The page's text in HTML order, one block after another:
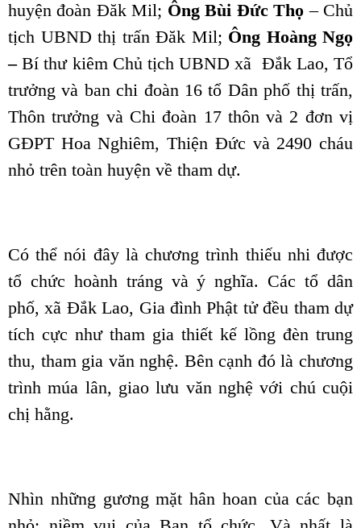
huyện đoàn Đăk Mil; Ông Bùi Đức Thọ – Chủ
tịch UBND thị trấn Đăk Mil; Ông Hoàng Ngọ
–Bí thư kiêm Chủ tịch UBND xã Đắk Lao, Tổ
trưởng và ban chi đoàn 16 tổ Dân phố thị trấn,
Thôn trưởng và Chi đoàn 17 thôn và 2 đơn vị
GĐPT Hoa Nghiêm, Thiện Đức và 2490 cháu
nhỏ trên toàn huyện về tham dự.
Có thể nói đây là chương trình thiếu nhi được
tổ chức hoành tráng và ý nghĩa. Các tổ dân
phố, xã Đắk Lao, Gia đình Phật tử đều tham dự
tích cực như tham gia thiết kế lồng đèn trung
thu, tham gia văn nghệ. Bên cạnh đó là chương
trình múa lân, giao lưu văn nghệ với chú cuội
chị hằng.
Nhìn những gương mặt hân hoan của các bạn